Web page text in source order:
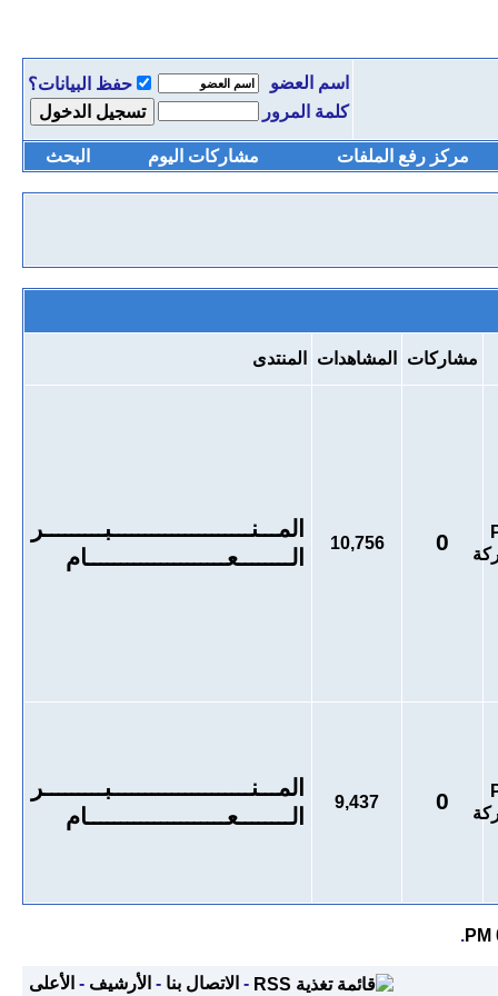
اسم العضو
حفظ البيانات؟
كلمة المرور
مركز رفع الملفات مشاركات اليوم البحث
مشاركات المشاهدات المنتدى
0
10,756
المـــنـــــــــــــــــــــبـــــــــر
الــــــــعـــــــــــــــــــــام
0
9,437
المـــنـــــــــــــــــــــبـــــــــر
الــــــــعـــــــــــــــــــــام
.
- الاتصال بنا - الأرشيف - الأعلى